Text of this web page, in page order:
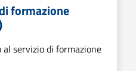
formazione
al servizio di formazione